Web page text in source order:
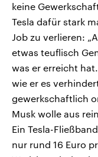
keine
Tesla dafür stark
Job zu verlieren:
etwas teuflisch
was er erreicht
wie er es
gewerkschaftlich
Musk wolle aus
Ein Tesla-
nur rund 16 Euro